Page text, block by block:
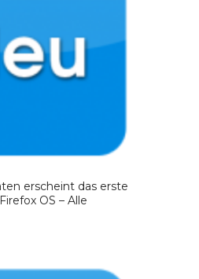
erscheint das erste
OS – Alle